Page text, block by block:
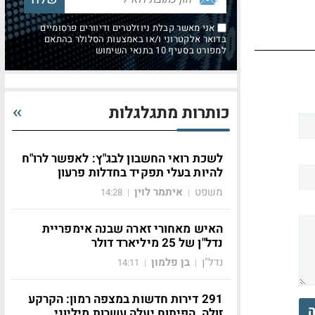
אני מאשר קבלת ניוזלטרים ודיוורים פרסומיים
בדואר אלקטרוני ו/או באמצעות הסלולר בהתאם
למפורט בסעיף 10 בתנאי השימוש
כותרות מתגלגלות
לשכת רואי החשבון לבג"ץ: לאפשר לרו"ח
להיות בעלי תפקיד בחדלות פרעון
משפט | איתמר לוין |
14:28
האיש מאחורי זארה שבנה אימפריית
נדל"ן של 25 מיליארד דולר
נדל"ן | בן פלמון |
14:11
291 דירות חדשות במצפה רמון: הקרקע